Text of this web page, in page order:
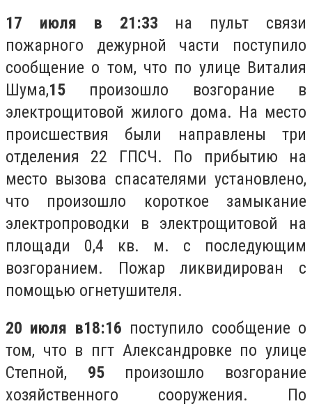
17 июля в 21:33 на пульт связи
пожарного дежурной части поступило
сообщение о том, что по улице Виталия
Шума,15 произошло возгорание в
электрощитовой жилого дома. На место
происшествия были направлены три
отделения 22 ГПСЧ. По прибытию на
место вызова спасателями установлено,
что произошло короткое замыкание
электропроводки в электрощитовой на
площади 0,4 кв. м. с последующим
возгоранием. Пожар ликвидирован с
помощью огнетушителя.
20 июля в18:16 поступило сообщение о
том, что в пгт Александровке по улице
Степной, 95произошло возгорание
хозяйственного сооружения. По